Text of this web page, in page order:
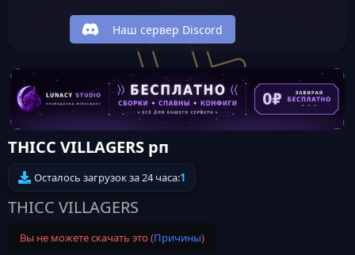
Наш сервер Discord
THICC VILLAGERS рп
Осталось загрузок за 24 часа:1
THICC VILLAGERS
Вы не можете скачать это (Причины)